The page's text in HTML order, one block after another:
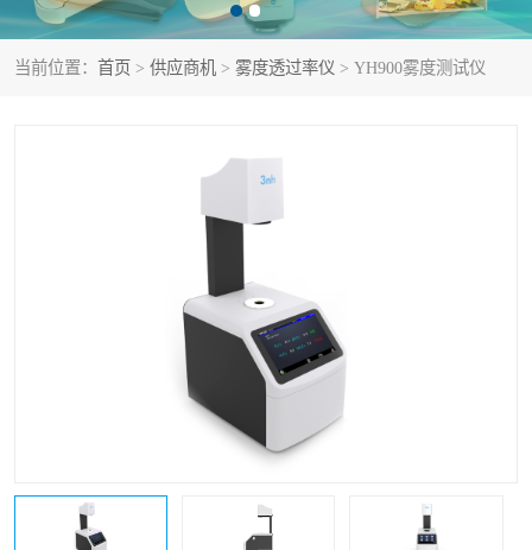
当前位置： 首页 > 供应商机 > 雾度透过率仪 > YH900雾度测试仪
美能达色差计 爱色丽测色仪
3nh分光测色仪 非接触式在线测色仪
美能达色差仪维修
校色仪维修
区域测色仪
配色软件